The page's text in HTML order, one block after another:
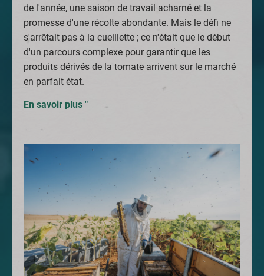
de l'année, une saison de travail acharné et la
promesse d'une récolte abondante. Mais le défi ne
s'arrêtait pas à la cueillette ; ce n'était que le début
d'un parcours complexe pour garantir que les
produits dérivés de la tomate arrivent sur le marché
en parfait état.
En savoir plus "